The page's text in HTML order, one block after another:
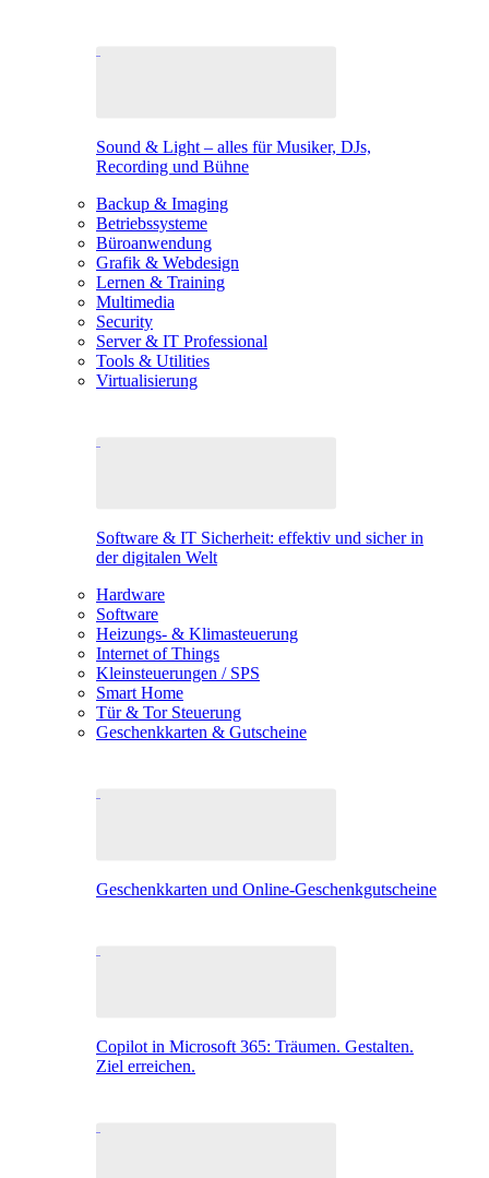
Sound & Light – alles für Musiker, DJs,
Recording und Bühne
Backup & Imaging
Betriebssysteme
Büroanwendung
Grafik & Webdesign
Lernen & Training
Multimedia
Security
Server & IT Professional
Tools & Utilities
Virtualisierung
Software & IT Sicherheit: effektiv und sicher in
der digitalen Welt
Hardware
Software
Heizungs- & Klimasteuerung
Internet of Things
Kleinsteuerungen / SPS
Smart Home
Tür & Tor Steuerung
Geschenkkarten & Gutscheine
Geschenkkarten und Online-Geschenkgutscheine
Copilot in Microsoft 365: Träumen. Gestalten.
Ziel erreichen.